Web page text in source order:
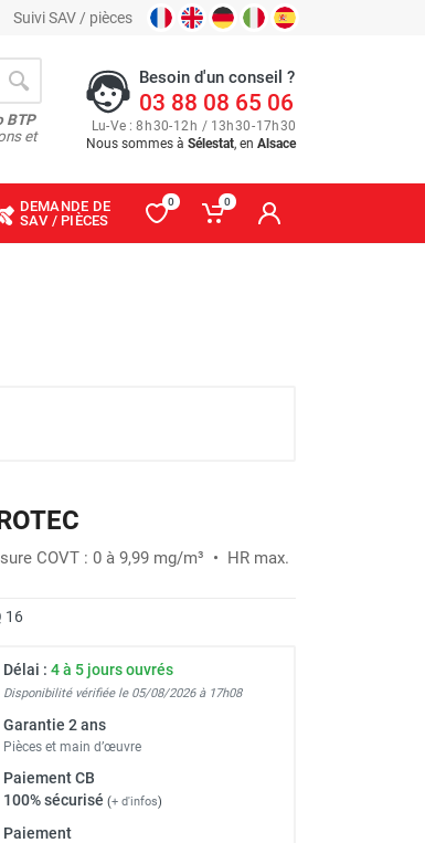
Suivi SAV / pièces
BTP
et
Besoin d'un conseil ?
03 88 08 65 06
Lu-Ve : 8h30-12h / 13h30-17h30
Nous sommes à Sélestat, en Alsace
DEMANDE DE
SAV / PIÈCES
0 0
COVT : 0 à 9,99 mg/m³ • HR max.
16
Délai : 4 à 5 jours ouvrés
Disponibilité vérifiée le 05/08/2026 à 17h08
Garantie 2 ans
Pièces et main d’œuvre
PaiementCB
100% sécurisé (+ d'infos)
Paiement